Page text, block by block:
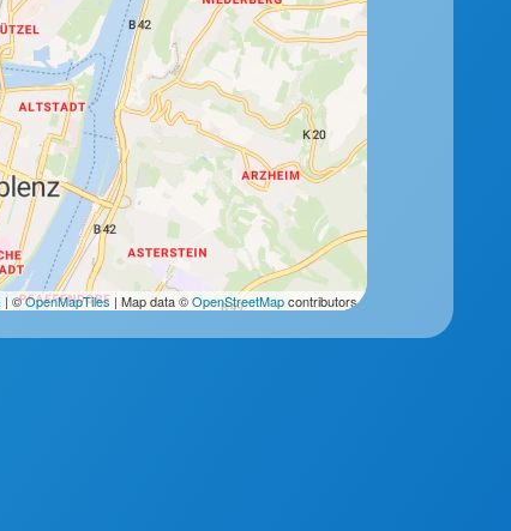
| ©OpenMapTiles | Map data ©OpenStreetMapcontributors.